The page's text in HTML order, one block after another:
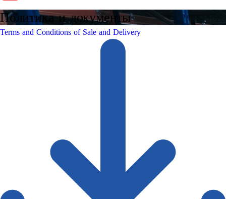
Политика и документы
Terms and Conditions of Sale and Delivery